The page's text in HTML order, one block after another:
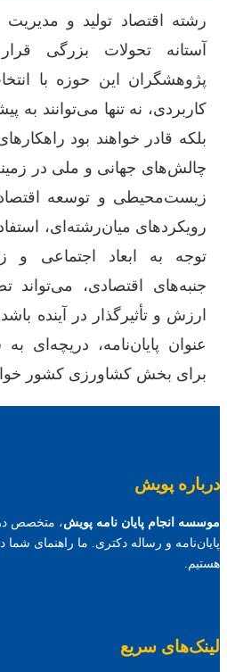
رشته اقتصاد تولید و
آستانه تحولات بزرگی
پژوهشگران این حوزه با
کاربردی، نه تنها می‌توانند
بلکه قادر خواهند بود
چالش‌های جهانی و ملی در
زیست‌محیطی و توسعه اقتصادی
رویکردهای میان‌رشته‌ای،
توجه به ابعاد اجتماعی و
جنبه‌های اقتصادی، می‌تواند
ارزش و تأثیرگذار در آینده
عنوان پایان‌نامه، دریچه‌ای
برای بخش کشاورزی کشور
درباره پویش
موسسه انجام پایان نامه پویش، متخصص در
پایان‌نامه و رساله دکتری. ما راهنمای
هستیم.
لینک‌های سریع